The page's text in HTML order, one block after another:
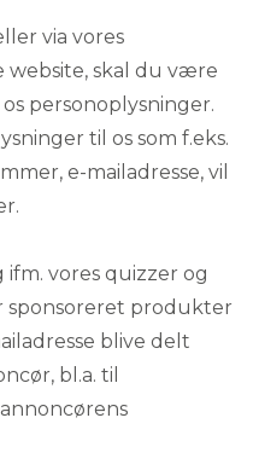
via vores
skal du være
personoplysninger.
til os som f.eks.
e-mailadresse, vil
vores quizzer og
sponsoreret produkter
blive delt
bl.a. til